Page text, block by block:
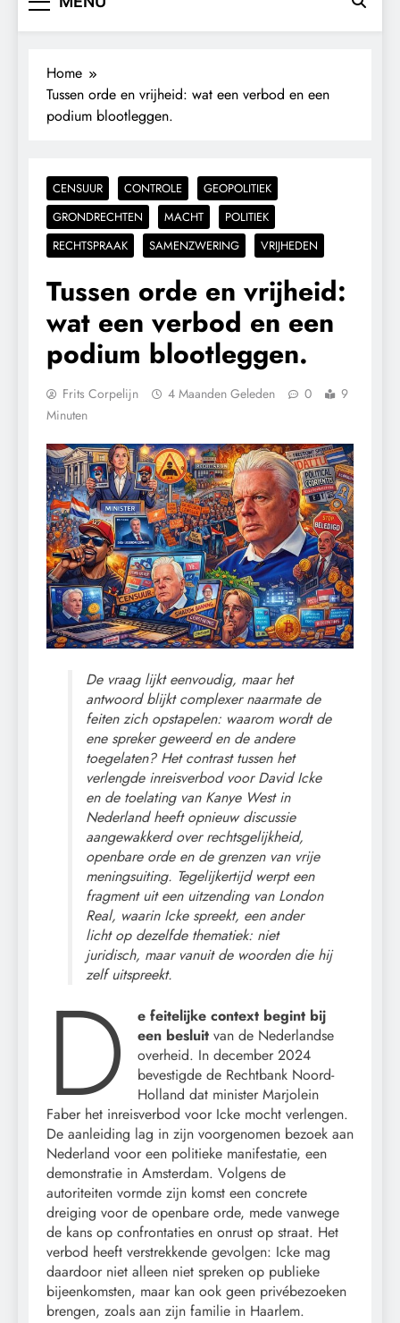
Home
Tussen orde en vrijheid: wat een verbod en een
podium blootleggen.
CENSUUR CONTROLE
GEOPOLITIEK
GRONDRECHTEN
MACHT
POLITIEK
RECHTSPRAAK
SAMENZWERING VRIJHEDEN
Tussen orde en vrijheid:
wat een verbod en een
podium blootleggen.
Frits Corpelijn 4 Maanden Geleden 0
9
Minuten
De vraag lijkt eenvoudig, maar het
antwoord blijkt complexer naarmate de
feiten zich opstapelen: waarom wordt de
ene spreker geweerd en de andere
toegelaten? Het contrast tussen het
verlengde inreisverbod voor David Icke
en de toelating van Kanye West in
Nederland heeft opnieuw discussie
aangewakkerd over rechtsgelijkheid,
openbare orde en de grenzen van vrije
meningsuiting. Tegelijkertijd werpt een
fragment uit een uitzending van London
Real, waarin Icke spreekt, een ander
licht op dezelfde thematiek: niet
juridisch, maar vanuit de woorden die hij
zelf uitspreekt.
D
e feitelijke context begint bij
een besluitvan de Nederlandse
overheid. In december 2024
bevestigde de Rechtbank Noord-
Holland dat minister Marjolein
Faber het inreisverbod voor Icke mocht verlengen.
De aanleiding lag in zijn voorgenomen bezoek aan
Nederland voor een politieke manifestatie, een
demonstratie in Amsterdam. Volgens de
autoriteiten vormde zijn komst een concrete
dreiging voor de openbare orde, mede vanwege
de kans op confrontaties en onrust op straat. Het
verbod heeft verstrekkende gevolgen: Icke mag
daardoor niet alleen niet spreken op publieke
bijeenkomsten, maar kan ook geen privébezoeken
brengen, zoals aan zijn familie in Haarlem.